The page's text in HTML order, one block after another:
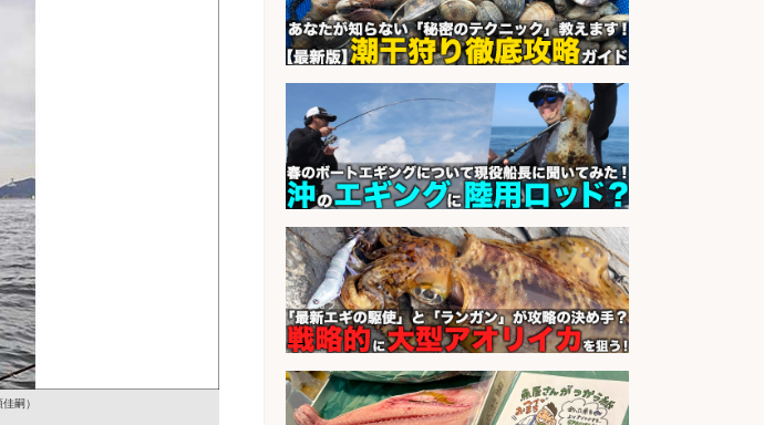
嗣）
sponsored by 求人ボックス
さらに求人情報を見る